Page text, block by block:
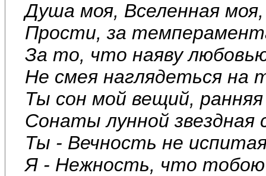
Душа моя, Вселенная моя,
Прости, за
За то, что наяву
Не смея наглядеться на
Ты сон мой вещий, ранняя
Сонаты лунной звездная
Ты - Вечность не
Я - Нежность, что тобою